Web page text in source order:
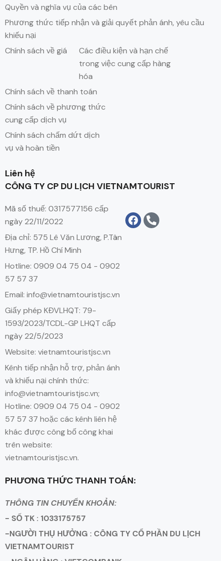
Quyền và nghĩa vụ của các bên
Phương thức tiếp nhận và giải quyết phản ánh, yêu cầu
khiếu nại
Chính sách về giá
Các điều kiện và hạn chế
trong việc cung cấp hàng
hóa
Chính sách về thanh toán
Chính sách về phương thức
cung cấp dịch vụ
Chính sách chấm dứt dịch
vụ và hoàn tiền
Liên hệ
CÔNG TY CP DU LỊCH VIETNAMTOURIST
Mã số thuế: 0317577156 cấp
ngày 22/11/2022
Địa chỉ: 575 Lê Văn Lương, P.Tân
Hưng, TP. Hồ Chí Minh
Hotline: 0909 04 75 04 - 0902
57 57 37
Email: info@vietnamtouristjsc.vn
Giấy phép KĐVLHQT: 79-
1593/2023/TCDL-GP LHQT cấp
ngày 22/5/2023
Website: vietnamtouristjsc.vn
Kênh tiếp nhận hỗ trợ, phản ánh
và khiếu nại chính thức:
info@vietnamtouristjsc.vn;
Hotline: 0909 04 75 04 - 0902
57 57 37 hoặc các kênh liên hệ
khác được công bố công khai
trên website:
vietnamtouristjsc.vn.
PHƯƠNG THỨC THANH TOÁN:
THÔNG TIN CHUYỂN KHOẢN:
- SỐ TK : 1033175757
-NGƯỜI THỤ HƯỞNG : CÔNG TY CỔ PHẦN DU LỊCH
VIETNAMTOURIST